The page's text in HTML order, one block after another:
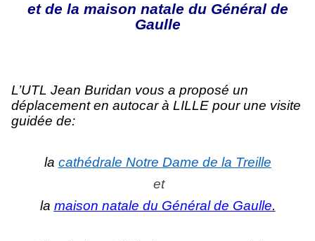
et de la maison natale du Général de
Gaulle
L’UTL Jean Buridan vous a proposé un
déplacement en autocar à LILLE pour une visite
guidée de:
la cathédrale Notre Dame de la Treille
et
la maison natale du Général de Gaulle.